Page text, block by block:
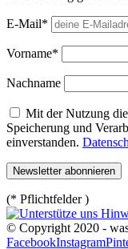
E-Mail*
Vorname*
Nachname
Mit der Nutzung
Speicherung und
einverstanden.
(* Pflichtfelder )
© Copyright 2020 -
FacebookInstagram